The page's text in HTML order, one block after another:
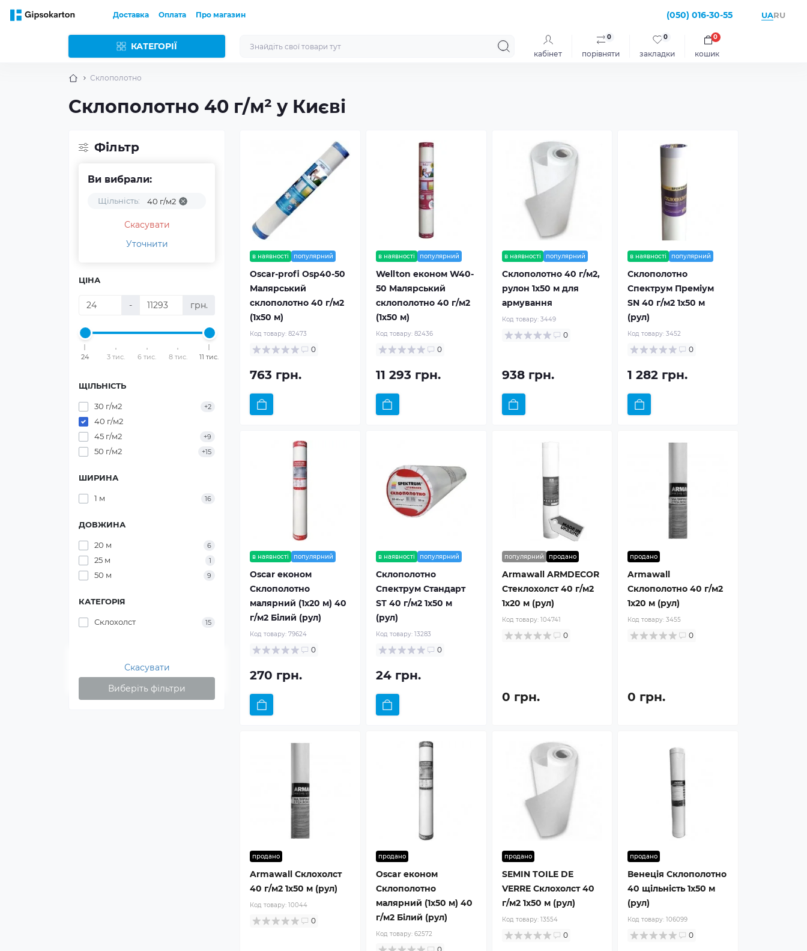
Доставка Оплата Про магазин (050) 016-30-55 UARU
КАТЕГОРІЇ
кабінет порівняти
0
закладки
0
кошик
0
Склополотно
Склополотно 40 г/м² у Києві
Фільтр
Ви вибрали:
Щільність: 40 г/м2
Скасувати
Уточнити
ЦІНА
- грн.
24 3 тис. 6 тис. 8 тис. 11 тис.
ЩІЛЬНІСТЬ
30 г/м2 +2
40 г/м2
45 г/м2
+9
50 г/м2 +15
ШИРИНА
1 м 16
ДОВЖИНА
20 м 6
25 м 1
50 м 9
КАТЕГОРІЯ
Склохолст 15
Скасувати
Виберіть фільтри
в наявності популярний
Oscar-profi Osp40-50
Малярський
склополотно 40 г/м2
(1x50 м)
Код товару: 82473
0
763 грн.
в наявності популярний
Wellton економ W40-
50 Малярський
склополотно 40 г/м2
(1x50 м)
Код товару: 82436
0
11 293 грн.
в наявності популярний
Склополотно 40 г/м2,
рулон 1x50 м для
армування
Код товару: 3449
0
938 грн.
в наявності популярний
Склополотно
Спектрум Преміум
SN 40 г/м2 1x50 м
(рул)
Код товару:3452
0
1 282 грн.
в наявності популярний
Oscar економ
Склополотно
малярний (1x20 м) 40
г/м2 Білий (рул)
Код товару: 79624
0
270 грн.
в наявності популярний
Склополотно
Спектрум Стандарт
ЅТ 40 г/м2 1x50 м
(рул)
Код товару: 13283
0
24 грн.
популярний продано
Armawall ARMDECOR
Стеклохолст 40 г/м2
1x20 м (рул)
Код товару: 104741
0
0 грн.
продано
Armawall
Склополотно 40 г/м2
1x20 м (рул)
Код товару:3455
0
0 грн.
продано
Armawall Склохолст
40 г/м2 1x50 м (рул)
Код товару: 10044
0
продано
Oscar економ
Склополотно
малярний (1x50 м) 40
г/м2 Білий (рул)
Код товару: 62572
продано
SEMIN TOILE DE
VERRE Склохолст 40
г/м2 1x50 м (рул)
Код товару: 13554
0
продано
Венеція Склополотно
40 щільність 1x50 м
(рул)
Код товару:106099
0